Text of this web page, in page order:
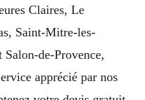
Claires, Le
Saint-Mitre-les-
de-Provence,
apprécié par nos